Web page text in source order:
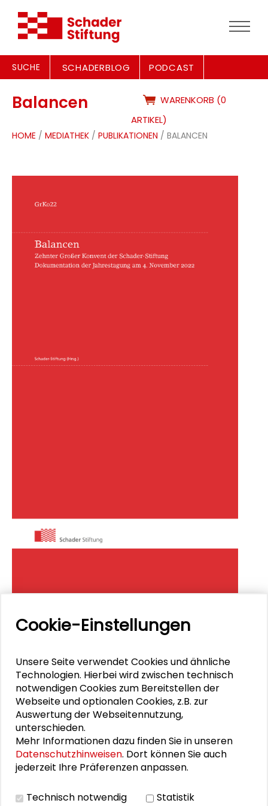
SUCHE SCHADERBLOG PODCAST
Balancen
WARENKORB (0
ARTIKEL)
HOME / MEDIATHEK / PUBLIKATIONEN / BALANCEN
„Balancen“ fand am 4. November
Großen Konvents der Schader-
Stiftung in Darmstadt statt.
Mit dem Großen Konvent möchte die Schader-
Stiftung den Dialog zwischen
Gesellschaftswissenschaften und Praxis weiter
fortschreiben und in dieser Weise unmittelbar die
Gesellschaftswissenschaften in ihrer Praxis-
Cookie-Einstellungen
Unsere Seite verwendet Cookies und ähnliche
Technologien. Hierbei wird zwischen technisch
notwendigen Cookies zum Bereitstellen der
Webseite und optionalen Cookies, z.B. zur
Auswertung der Webseitennutzung,
unterschieden.
Mehr Informationen dazu finden Sie in unseren
Datenschutzhinweisen. Dort können Sie auch
jederzeit Ihre Präferenzen anpassen.
Technisch notwendig Statistik